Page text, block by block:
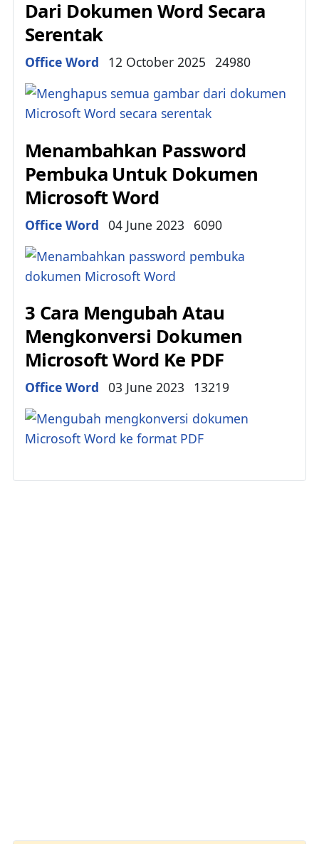
Dari Dokumen Word Secara
Serentak
Details
Office Word 12 October 2025 24980
Menambahkan Password
Pembuka Untuk Dokumen
Microsoft Word
Details
Office Word 04 June 2023 6090
3 Cara Mengubah Atau
Mengkonversi Dokumen
Microsoft Word Ke PDF
Details
Office Word 03 June 2023 13219